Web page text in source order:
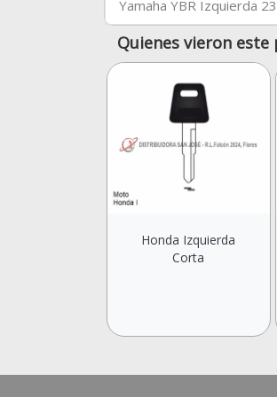
Yamaha YBR Izquierda
Quienes vieron
Honda Izquierda
Corta